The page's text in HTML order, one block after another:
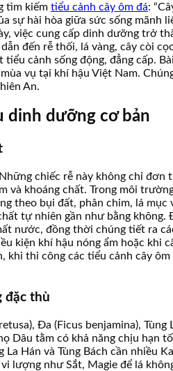
tìm kiếm tiểu cảnh cây ôm đá:
sự hài hòa giữa sức sống
việc cung cấp dinh dưỡng trở
đến rễ thối, lá vàng, cây còi
cảnh sống động, đẳng cấp.
vụ tại khí hậu Việt Nam.
An.
dinh dưỡng cơ bản
chiếc rễ này không chỉ
khoáng chất. Trong môi
theo bụi đất, phân chim, lá
tự nhiên gần như bằng
nước, đồng thời chúng tiết ra
kiện khí hậu nóng ẩm hoặc
khi thi công các tiểu cảnh cây
đặc thù
Đa (Ficus benjamina),
Dâu tằm có khả năng chịu
Hán và Tùng Bách cần nhiều
như Sắt, Magie để lá